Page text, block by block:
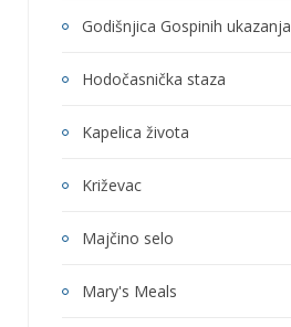
Godišnjica Gospinih ukazanja
Hodočasnička staza
Kapelica života
Križevac
Majčino selo
Mary's Meals